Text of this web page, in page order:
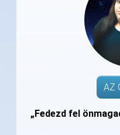
AZ
„Fedezd fel